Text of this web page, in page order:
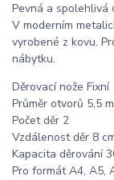
Pevná a spolehlivá
V moderním
vyrobené z kovu.
nábytku.
Děrovací nože Fixní
Průměr otvorů 5,5
Počet děr 2
Vzdálenost děr 8
Kapacita děrování
Pro formát A4, A5,